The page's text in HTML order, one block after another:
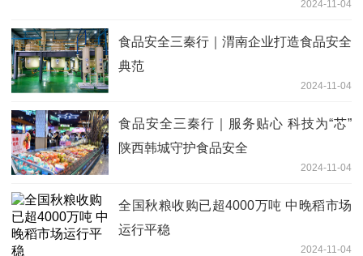
2024-11-04
食品安全三秦行｜渭南企业打造食品安全
典范
2024-11-04
食品安全三秦行｜服务贴心 科技为“芯”
陕西韩城守护食品安全
2024-11-04
全国秋粮收购已超4000万吨 中晚稻市场
运行平稳
2024-11-04